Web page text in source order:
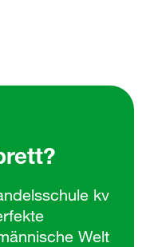
kv
Welt